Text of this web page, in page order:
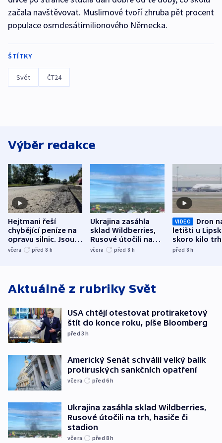
začala navštěvovat. Muslimové tvoří zhruba pět procent
populace osmdesátimilionového Německa.
ŠTÍTKY
Svět ČT24
Výběr redakce
Hejtmani řeší
chybějící peníze na
opravu silnic. Jsou
nenárokové, namítá
včera před 8 h
Ukrajina zasáhla
sklad Wildberries,
Rusové útočili na
trh, hasiče či
včera před 8 h
VIDEO
Dron
letišti u
skoro kilo
indicie
před 8h
Aktuálně z rubriky Svět
USA chtějí otestovat protiraketový
štít do konce roku, píše Bloomberg
před 3h
Americký Senát schválil velký balík
protiruských sankčních opatření
včera před 6h
Ukrajina zasáhla sklad Wildberries,
Rusové útočili na trh, hasiče či
stadion
včera před 8h